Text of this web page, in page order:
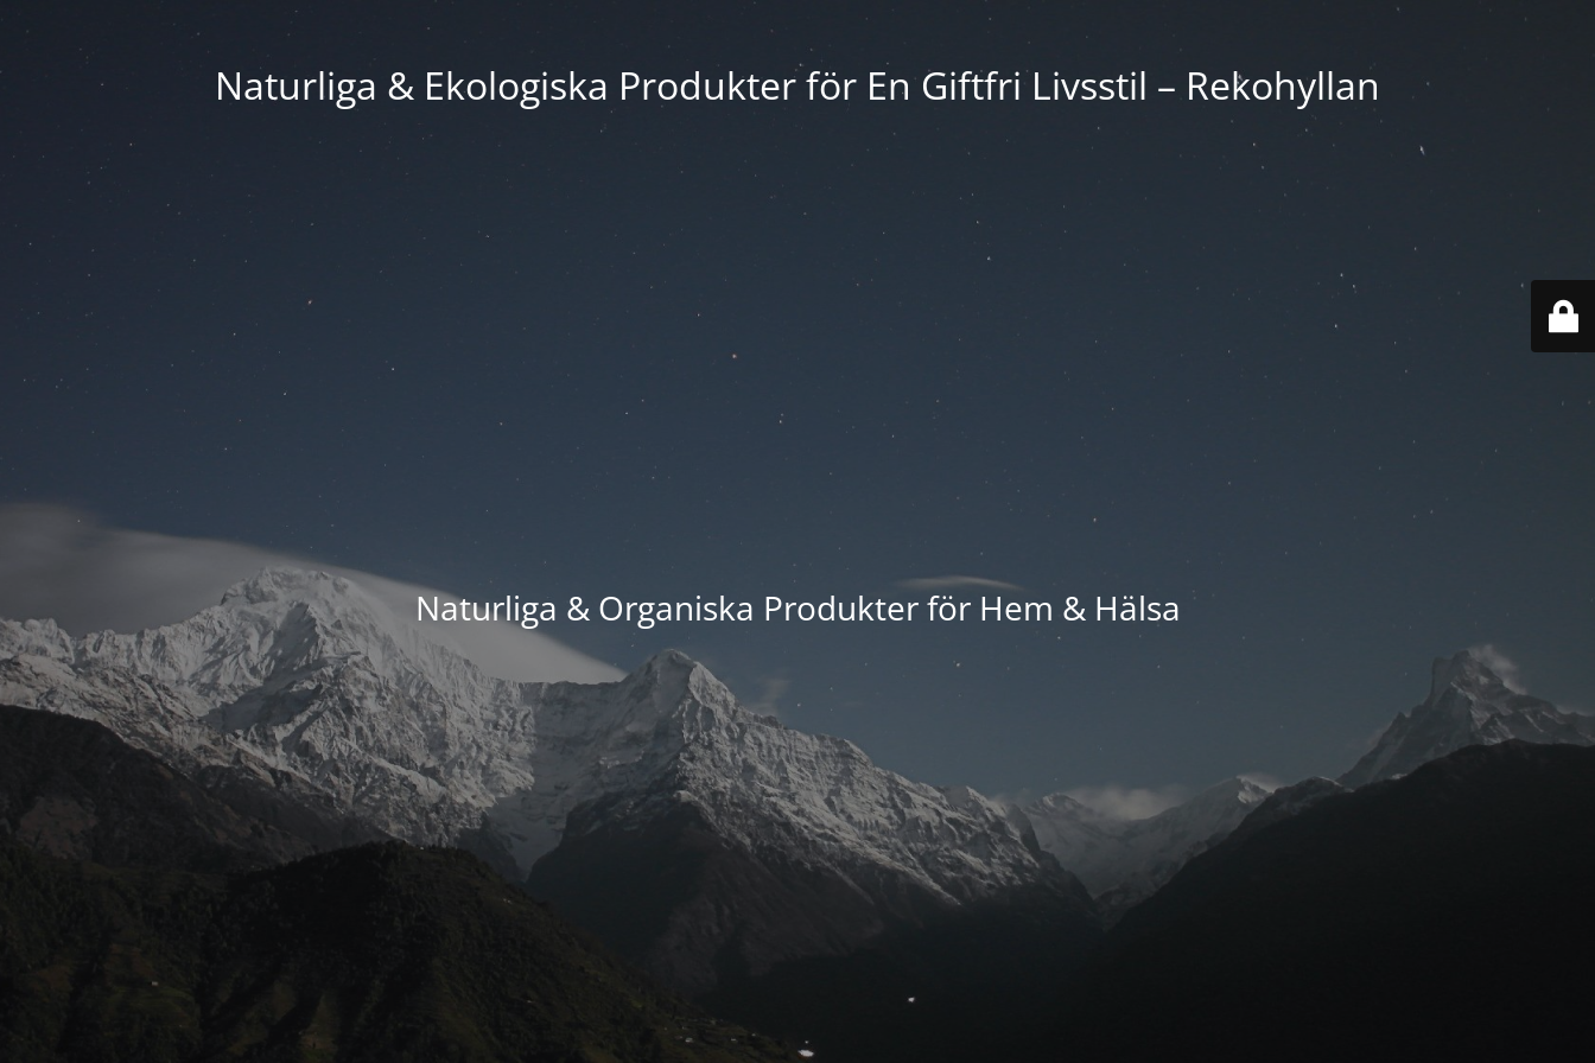
Naturliga & Ekologiska Produkter för En Giftfri Livsstil – Rekohyllan
Naturliga & Organiska Produkter för Hem & Hälsa